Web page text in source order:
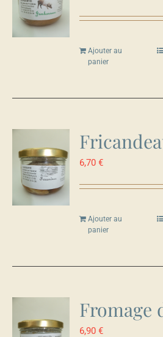
Ajouter au
panier
6,70€
Ajouter au
panier
Fromage
6,90€